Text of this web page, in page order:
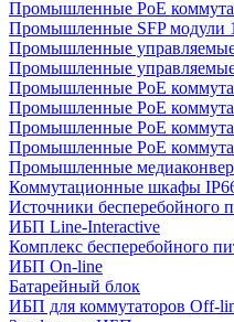
Промышленные PoE
Промышленные SFP модули
Промышленные
Промышленные
Промышленные PoE
Промышленные PoE
Промышленные PoE
Промышленные PoE
Промышленные
Коммутационные шкафы
Источники бесперебойного
ИБП Line-Interactive
Комплекс бесперебойного
ИБП On-line
Батарейный блок
ИБП для коммутаторов Off-